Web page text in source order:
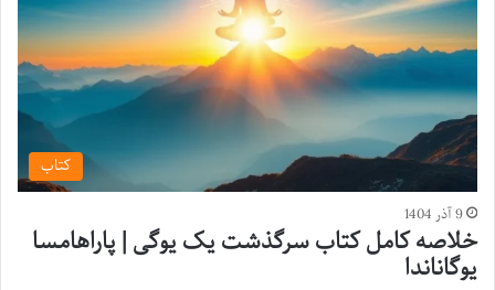
کتاب
9 آذر 1404
خلاصه کامل کتاب سرگذشت یک یوگی | پاراهامسا
یوگاناندا